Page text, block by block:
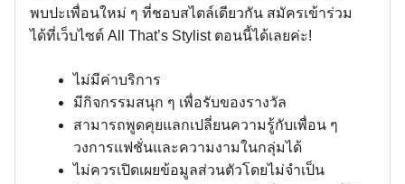
พบปะเพื่อนใหม่ ๆ ที่ชอบสไตล์เดียวกัน สมัครเข้าร่วม
ได้ที่เว็บไซต์ All That’s Stylist ตอนนี้ได้เลยค่ะ!
ไม่มีค่าบริการ
มีกิจกรรมสนุก ๆ เพื่อรับของรางวัล
สามารถพูดคุยแลกเปลี่ยนความรู้กับเพื่อน ๆ
วงการแฟชั่นและความงามในกลุ่มได้
ไม่ควรเปิดเผยข้อมูลส่วนตัวโดยไม่จำเป็น